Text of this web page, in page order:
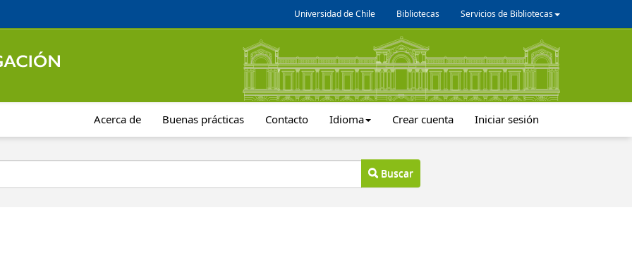
Universidad de Chile Bibliotecas Servicios de Bibliotecas
Acerca de Buenas prácticas Contacto Idioma Crear cuenta Iniciar sesión
Buscar